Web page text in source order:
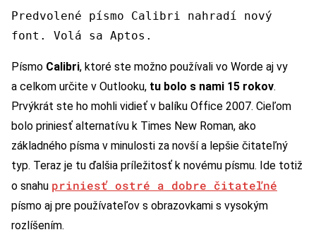
Predvolené písmo Calibri nahradí nový
font. Volá sa Aptos.
Písmo Calibri, ktoré ste možno používali vo Worde aj vy
a celkom určite v Outlooku, tu bolo s nami 15 rokov.
Prvýkrát ste ho mohli vidieť v balíku Office 2007. Cieľom
bolo priniesť alternatívu k Times New Roman, ako
základného písma v minulosti za novší a lepšie čitateľný
typ. Teraz je tu ďalšia príležitosť k novému písmu. Ide totiž
o snahu priniesť ostré a dobre čitateľné
písmo aj pre používateľov s obrazovkami s vysokým
rozlíšením.